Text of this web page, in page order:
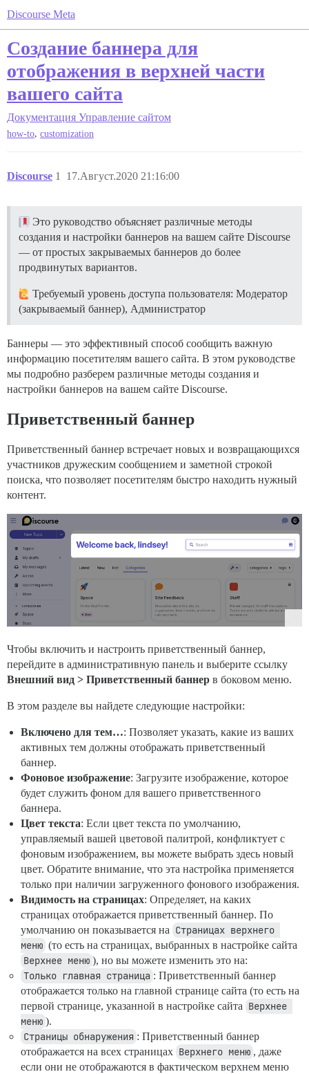
Discourse Meta
Создание баннера для
отображения в верхней части
вашего сайта
Документация Управление сайтом
how-to, customization
Discourse 17.Август.2020 21:16:00
1
Это руководство объясняет различные методы
создания и настройки баннеров на вашем сайте Discourse
— от простых закрываемых баннеров до более
продвинутых вариантов.
Требуемый уровень доступа пользователя: Модератор
(закрываемый баннер), Администратор
Баннеры — это эффективный способ сообщить важную
информацию посетителям вашего сайта. В этом руководстве
мы подробно разберем различные методы создания и
настройки баннеров на вашем сайте Discourse.
Приветственный баннер
Приветственный баннер встречает новых и возвращающихся
участников дружеским сообщением и заметной строкой
поиска, что позволяет посетителям быстро находить нужный
контент.
Чтобы включить и настроить приветственный баннер,
перейдите в административную панель и выберите ссылку
Внешний вид > Приветственный баннер в боковом меню.
В этом разделе вы найдете следующие настройки:
Включено для тем…: Позволяет указать, какие из ваших
активных тем должны отображать приветственный
баннер.
Фоновое изображение: Загрузите изображение, которое
будет служить фоном для вашего приветственного
баннера.
Цвет текста: Если цвет текста по умолчанию,
управляемый вашей цветовой палитрой, конфликтует с
фоновым изображением, вы можете выбрать здесь новый
цвет. Обратите внимание, что эта настройка применяется
только при наличии загруженного фонового изображения.
Видимость на страницах: Определяет, на каких
страницах отображается приветственный баннер. По
умолчанию он показывается на Страницах верхнего
меню (то есть на страницах, выбранных в настройке сайта
Верхнее меню ), но вы можете изменить это на:
Только главная страница : Приветственный баннер
отображается только на главной странице сайта (то есть на
первой странице, указанной в настройке сайта Верхнее
меню ).
Страницы обнаружения : Приветственный баннер
отображается на всех страницах Верхнего меню , даже
если они не отображаются в фактическом верхнем меню